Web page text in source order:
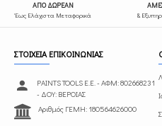
ΑΠΟ ΔΩΡΕΑΝ
Έως Ελάχιστα Μεταφορικά &
ΣΤΟΙΧΕΙΑ ΕΠΙΚΟΙΝΩΝΙΑΣ
PAINTS TOOLS Ε.Ε. - ΑΦΜ: 802668231
- ΔΟΥ: ΒΕΡΟΙΑΣ
Αριθμός ΓΕΜΗ: 180564626000